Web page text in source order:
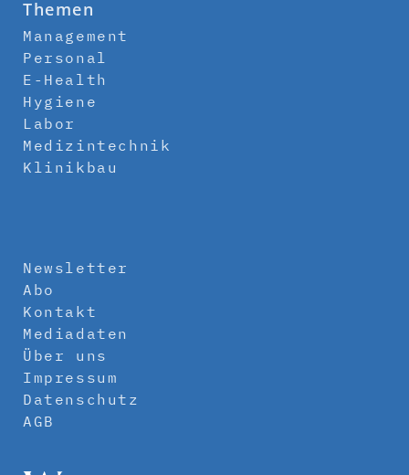
Themen
Management
Personal
E-Health
Hygiene
Labor
Medizintechnik
Klinikbau
Newsletter
Abo
Kontakt
Mediadaten
Über uns
Impressum
Datenschutz
AGB